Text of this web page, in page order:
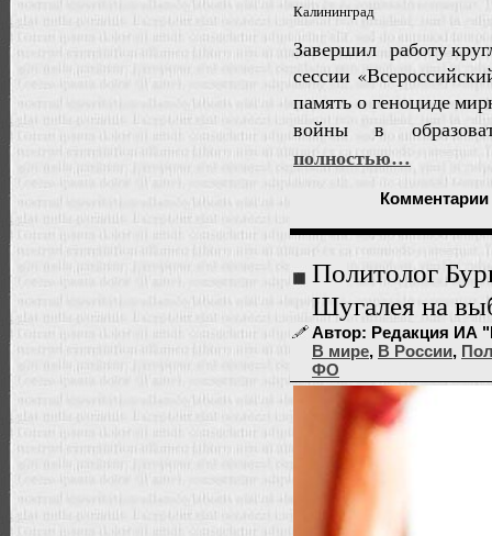
Калининград
Завершил работу
сессии
память о геноциде
войны в
полностью…
Комментарии
Политолог
Шугалея на
Автор: Редакция ИА
В мире, В России,
ФО